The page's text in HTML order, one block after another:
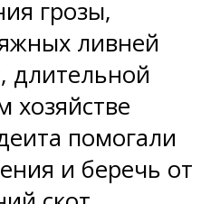
грозы,
ливней
длительной
хозяйстве
помогали
и беречь от